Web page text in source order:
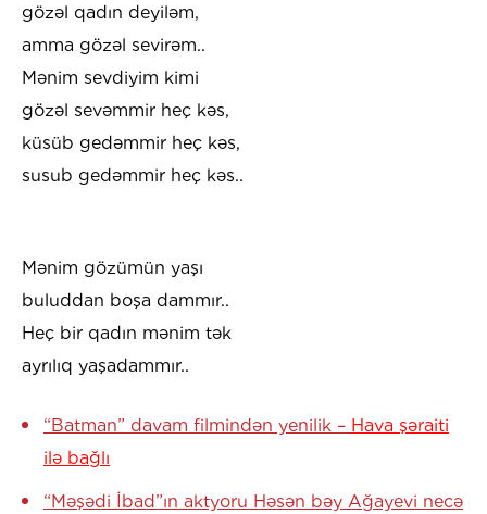
gözəl qadın deyiləm,
amma gözəl sevirəm..
Mənim sevdiyim kimi
gözəl sevəmmir heç kəs,
küsüb gedəmmir heç kəs,
susub gedəmmir heç kəs..
Mənim gözümün yaşı
buluddan boşa dammır..
Heç bir qadın mənim tək
ayrılıq yaşadammır..
“Batman” davam filmindən yenilik – Hava şəraiti
ilə bağlı
“Məşədi İbad”ın aktyoru Həsən bəy Ağayevi necə